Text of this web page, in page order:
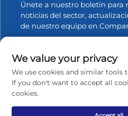
Únete a nuestro boletín para
noticias del sector,
de nuestro equipo en
Derechos de autor © 2025
We value your privacy
We use cookies and similar tools
If you don't want to accept all
cookies.